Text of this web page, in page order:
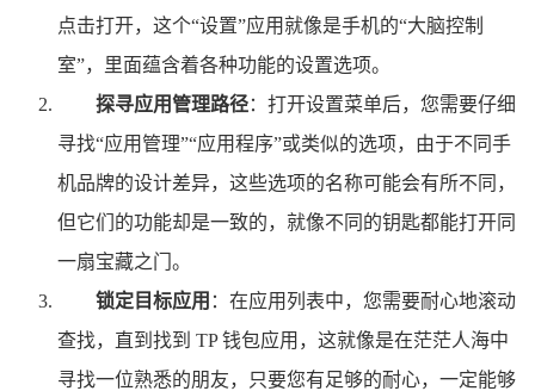
点击打开，这个“设置”应用就像是手机的“大脑控制
室”，里面蕴含着各种功能的设置选项。
探寻应用管理路径：打开设置菜单后，您需要仔细
寻找“应用管理”“应用程序”或类似的选项，由于不同手
机品牌的设计差异，这些选项的名称可能会有所不同，
但它们的功能却是一致的，就像不同的钥匙都能打开同
一扇宝藏之门。
锁定目标应用 ：在应用列表中，您需要耐心地滚动
查找，直到找到 TP 钱包应用，这就像是在茫茫人海中
寻找一位熟悉的朋友，只要您有足够的耐心，一定能够